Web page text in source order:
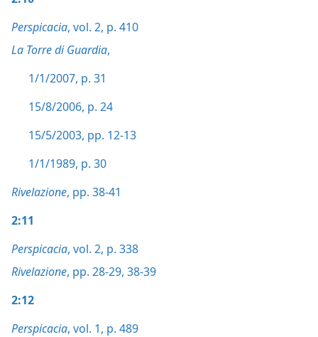
Perspicacia, vol. 2, p. 410
La Torre di Guardia,
1/1/2007, p. 31
15/8/2006, p. 24
15/5/2003, pp. 12-13
1/1/1989, p. 30
Rivelazione, pp. 38-41
2:11
Perspicacia, vol. 2, p. 338
Rivelazione, pp. 28-29, 38-39
2:12
Perspicacia, vol. 1, p. 489